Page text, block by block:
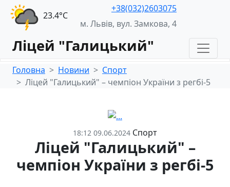
23.4°С
+38(032)2603075
м. Львів, вул. Замкова, 4
Ліцей "Галицький"
Головна Новини
Спорт
Ліцей "Галицький" – чемпіон України з регбі-5
18:12 09.06.2024 Спорт
Ліцей "Галицький" –
чемпіон України з регбі-5